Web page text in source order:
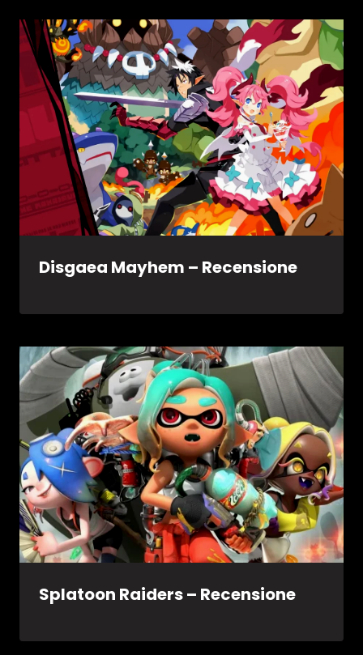
Disgaea Mayhem – Recensione
Splatoon Raiders – Recensione